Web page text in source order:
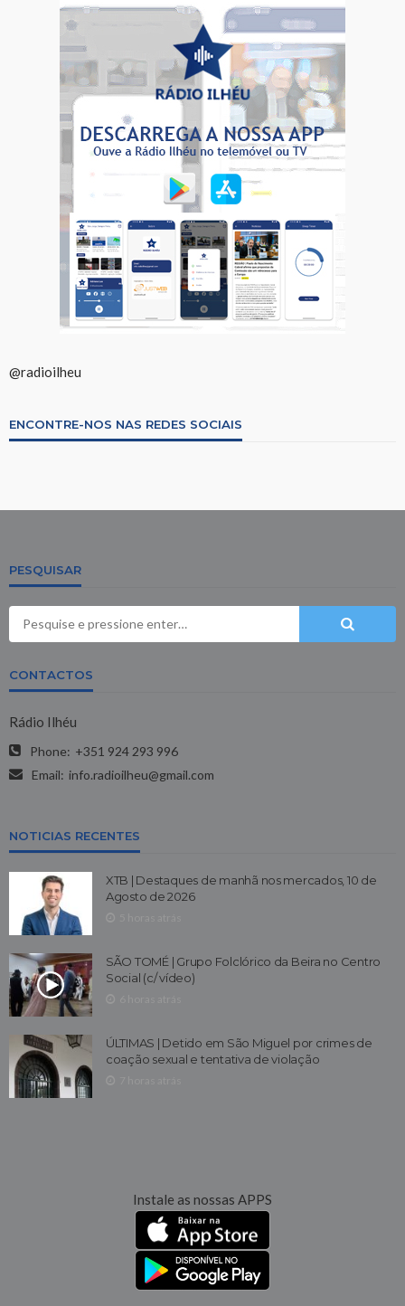
@radioilheu
ENCONTRE-NOS NAS REDES SOCIAIS
PESQUISAR
CONTACTOS
Rádio Ilhéu
Phone: +351 924 293 996
Email: info.radioilheu@gmail.com
NOTICIAS RECENTES
XTB | Destaques de manhã nos mercados, 10 de
Agosto de 2026
SÃO TOMÉ | Grupo Folclórico da Beira no Centro
Social (c/ vídeo)
ÚLTIMAS | Detido em São Miguel por crimes de
coação sexual e tentativa de violação
Instale as nossas APPS